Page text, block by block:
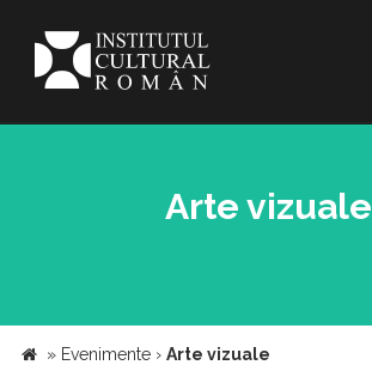
Arte vizuale
» Evenimente › Arte vizuale